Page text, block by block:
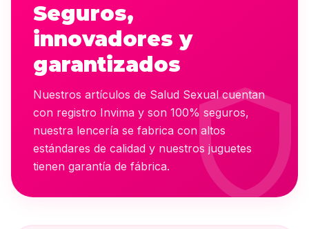
Seguros,
innovadores y
garantizados
Nuestros artículos de Salud Sexual cuentan
con registro Invima y son 100% seguros,
nuestra lencería se fabrica con altos
estándares de calidad y nuestros juguetes
tienen garantía de fábrica.